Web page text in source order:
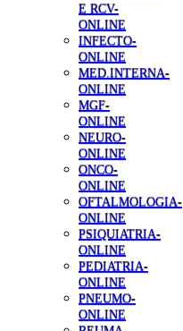
E RCV-
ONLINE
INFECTO-
ONLINE
MED.INTERNA-
ONLINE
MGF-
ONLINE
NEURO-
ONLINE
ONCO-
ONLINE
OFTALMOLOGIA-
ONLINE
PSIQUIATRIA-
ONLINE
PEDIATRIA-
ONLINE
PNEUMO-
ONLINE